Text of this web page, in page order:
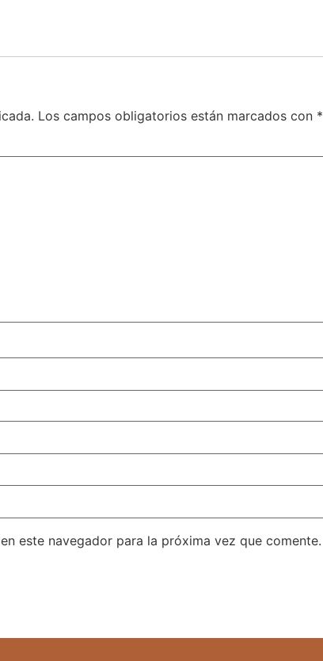
Los campos obligatorios están marcados con *
este navegador para la próxima vez que comente.